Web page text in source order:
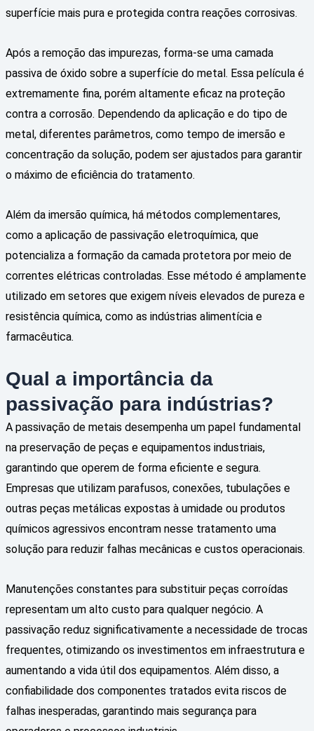
superfície mais pura e protegida contra reações corrosivas.
Após a remoção das impurezas, forma-se uma camada
passiva de óxido sobre a superfície do metal. Essa película é
extremamente fina, porém altamente eficaz na proteção
contra a corrosão. Dependendo da aplicação e do tipo de
metal, diferentes parâmetros, como tempo de imersão e
concentração da solução, podem ser ajustados para garantir
o máximo de eficiência do tratamento.
Além da imersão química, há métodos complementares,
como a aplicação de passivação eletroquímica, que
potencializa a formação da camada protetora por meio de
correntes elétricas controladas. Esse método é amplamente
utilizado em setores que exigem níveis elevados de pureza e
resistência química, como as indústrias alimentícia e
farmacêutica.
Qual a importância da
passivação para indústrias?
A passivação de metais desempenha um papel fundamental
na preservação de peças e equipamentos industriais,
garantindo que operem de forma eficiente e segura.
Empresas que utilizam parafusos, conexões, tubulações e
outras peças metálicas expostas à umidade ou produtos
químicos agressivos encontram nesse tratamento uma
solução para reduzir falhas mecânicas e custos operacionais.
Manutenções constantes para substituir peças corroídas
representam um alto custo para qualquer negócio. A
passivação reduz significativamente a necessidade de trocas
frequentes, otimizando os investimentos em infraestrutura e
aumentando a vida útil dos equipamentos. Além disso, a
confiabilidade dos componentes tratados evita riscos de
falhas inesperadas, garantindo mais segurança para